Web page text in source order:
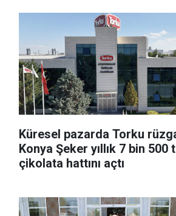
Küresel pazarda Torku
Konya Şeker yıllık 7 bin 500
çikolata hattını açtı